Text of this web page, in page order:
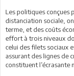
Les politiques conçues
distanciation sociale,
terme, et des coûts
effort à trois niveaux
celui des filets sociaux
assurant des lignes de
constituent l’écrasante